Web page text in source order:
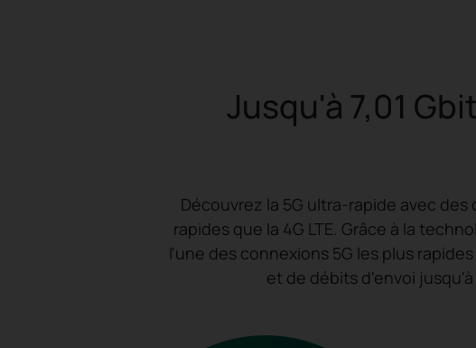
Jusqu'à 7,01
Découvrez la 5G ultra-rapide avec
rapides que la 4G LTE. Grâce à la
l'une des connexions 5G les plus
et de débits d'envoi